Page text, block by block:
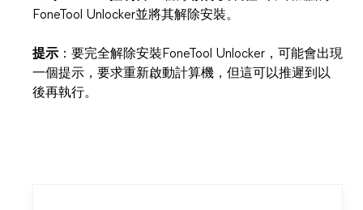
FoneTool Unlocker並將其解除安裝。
提示 ：要完全解除安裝FoneTool Unlocker，可能會出現
一個提示，要求重新啟動計算機，但這可以推遲到以
後再執行。